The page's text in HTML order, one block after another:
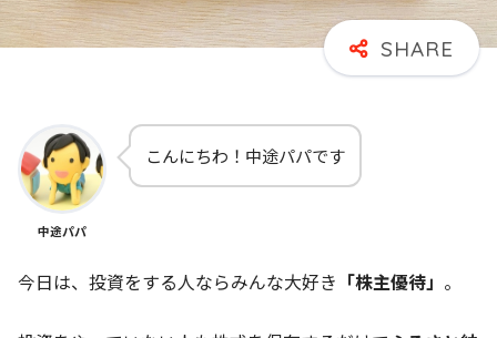
中途パパ
こんにちわ！中途パパです
今日は、投資をする人ならみんな大好き 「株主優待」 。